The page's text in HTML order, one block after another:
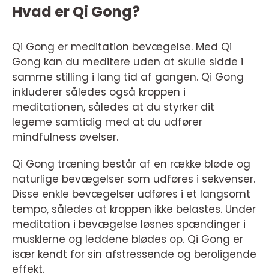
Hvad er Qi Gong?
Qi Gong er meditation bevægelse. Med Qi
Gong kan du meditere uden at skulle sidde i
samme stilling i lang tid af gangen. Qi Gong
inkluderer således også kroppen i
meditationen, således at du styrker dit
legeme samtidig med at du udfører
mindfulness øvelser.
Qi Gong træning består af en række bløde og
naturlige bevægelser som udføres i sekvenser.
Disse enkle bevægelser udføres i et langsomt
tempo, således at kroppen ikke belastes. Under
meditation i bevægelse løsnes spændinger i
musklerne og leddene blødes op. Qi Gong er
især kendt for sin afstressende og beroligende
effekt.